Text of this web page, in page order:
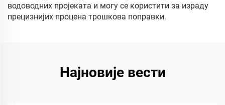
водоводних пројеката и могу се користити за израду
прецизнијих процена трошкова поправки.
Најновије вести